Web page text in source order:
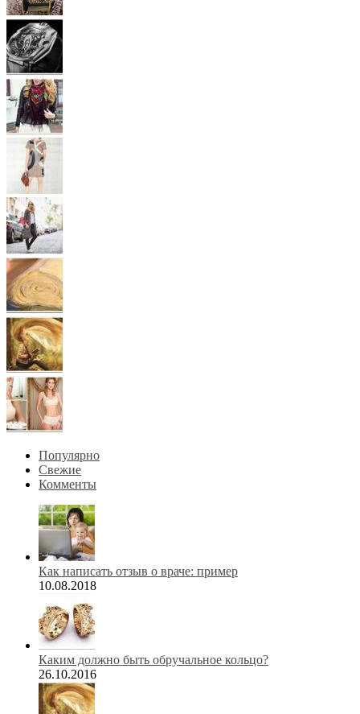
Популярно
Свежие
Комменты
Как написать отзыв о враче: пример
10.08.2018
Каким должно быть обручальное кольцо?
26.10.2016